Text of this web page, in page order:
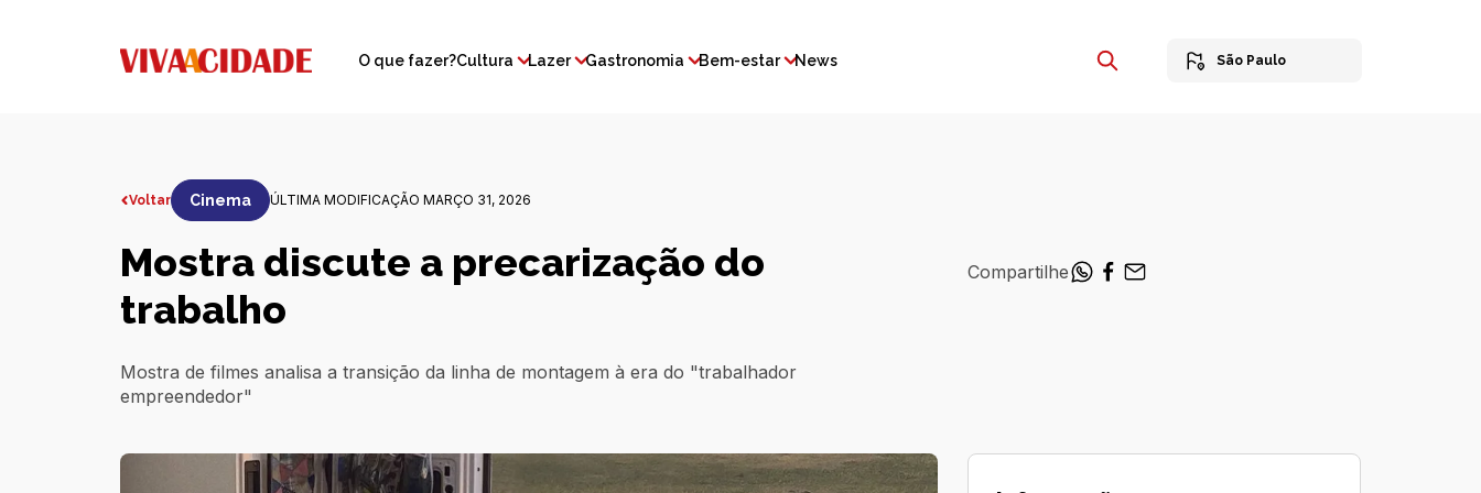
O que fazer?Cultura Lazer Gastronomia Bem-estar News São Paulo
Voltar Cinema ÚLTIMA MODIFICAÇÃO MARÇO 31, 2026
Mostra discute a precarização do
trabalho
Mostra de filmes analisa a transição da linha de montagem à era do "trabalhador
empreendedor"
Compartilhe